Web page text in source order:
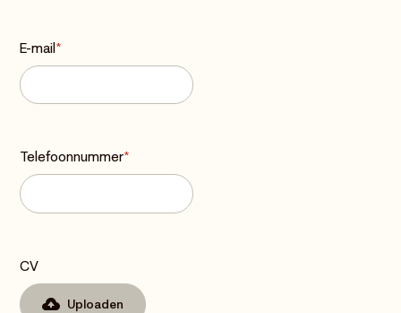
E-mail*
Telefoonnummer*
CV
Uploaden